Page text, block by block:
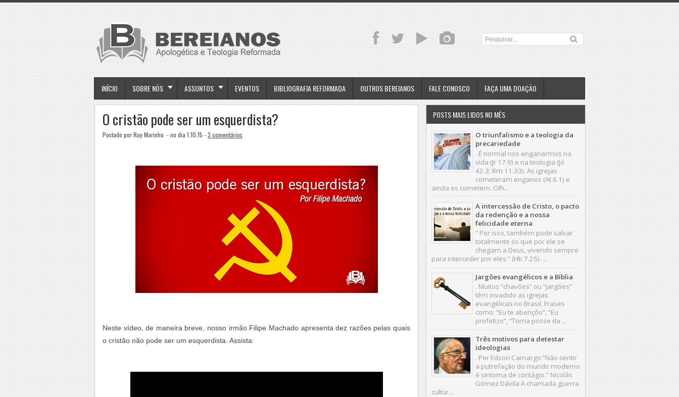
INÍCIO SOBRE NÓS ASSUNTOS EVENTOS BIBLIOGRAFIA REFORMADA OUTROS BEREIANOS FALE CONOSCO FAÇA UMA DOAÇÃO
O cristão pode ser um esquerdista?
Postado por Ruy Marinho - no dia 1.10.15 -3 comentários
Neste vídeo, de maneira breve, nosso irmão Filipe Machado apresenta dez razões pelas quais
o cristão não pode ser um esquerdista. Assista:
POSTS MAIS LIDOS NO MÊS
O triunfalismo e a teologia da
precariedade
. É normal nos enganarmos na
vida (Jr 17.9) e na teologia (Jó
42.3; Rm 11.33). As igrejas
cometeram enganos (At 6.1) e
ainda os cometem. Olh...
A intercessão de Cristo, o pacto
da redenção e a nossa
felicidade eterna
“ Por isso, também pode salvar
totalmente os que por ele se
chegam a Deus, vivendo sempre
para interceder por eles ” (Hb 7.25). ...
Jargões evangélicos e a Bíblia
. Muitos “chavões” ou “jargões”
têm invadido as igrejas
evangélicas no Brasil. Frases
como: “Eu te abençôo”, “Eu
profetizo”, “Toma posse da ...
Três motivos para detestar
ideologias
. Por Edson Camargo “Não sentir
a putrefação do mundo moderno
é sintoma de contágio.” Nicolás
Gómez Dávila A chamada guerra
cultur...